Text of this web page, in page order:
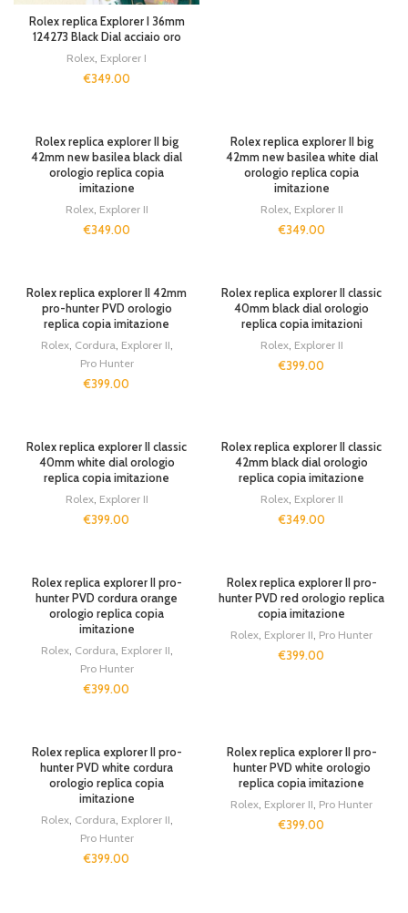
Rolex replica Explorer I 36mm
124273 Black Dial acciaio oro
Rolex Explorer I
€349.00
Rolex replica explorer II big
42mm new basilea black dial
orologio replica copia
imitazione
Rolex, Explorer II
€349.00
Rolex replica explorer II big
42mm new basilea white dial
orologio replica copia
imitazione
Rolex, Explorer II
€349.00
Rolex replica explorer II 42mm
pro-hunter PVD orologio
replica copia imitazione
Rolex, Cordura Explorer II
Pro Hunter
€399.00
Rolex replica explorer II classic
40mm black dial orologio
replica copia imitazioni
Rolex, Explorer II
€399.00
Rolex replica explorer II classic
40mm white dial orologio
replica copia imitazione
Rolex, Explorer II
€399.00
Rolex replica explorer II classic
42mm black dial orologio
replica copia imitazione
Rolex, Explorer II
€349.00
Rolex replica explorer II pro-
hunter PVD cordura orange
orologio replica copia
imitazione
Rolex, Cordura Explorer II
Pro Hunter
€399.00
Rolex replica explorer II pro-
hunter PVD red orologio replica
copia imitazione
Rolex Explorer II Pro Hunter
€399.00
Rolex replica explorer II pro-
hunter PVD white cordura
orologio replica copia
imitazione
Rolex, Cordura Explorer II
Pro Hunter
€399.00
Rolex replica explorer II pro-
hunter PVD white orologio
replica copia imitazione
Rolex Explorer II Pro Hunter
€399.00